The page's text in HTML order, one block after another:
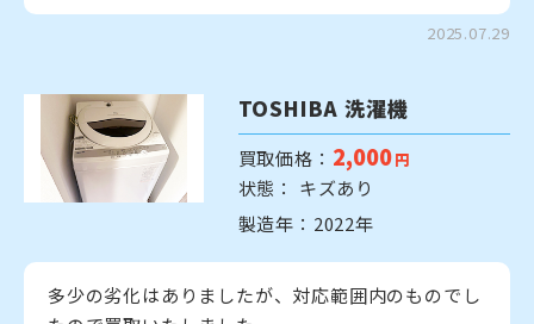
2025.07.29
TOSHIBA 洗濯機
買取価格： 2,000 円
状態： キズあり
製造年：2022年
多少の劣化はありましたが、対応範囲内のものでし